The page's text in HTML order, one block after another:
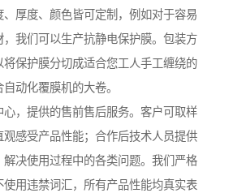
、厚度、颜色皆可定制，例如对于容易
，我们可以生产抗静电保护膜。包装方
将保护膜分切成适合您工人手工缠绕的
动化覆膜机的大卷。
心，提供的售前售后服务。客户可取样
观感受产品性能；合作后技术人员提供
解决使用过程中的各类问题。我们严格
使用违禁词汇，所有产品性能均真实表